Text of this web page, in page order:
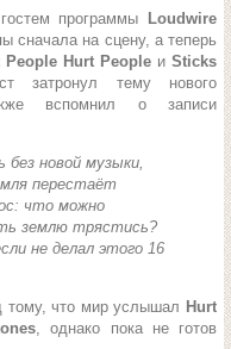
программы
Loudwire
сначала на сцену, а теперь
People Hurt People иSticks
затронул тему нового
вспомнил о записи
новой музыки,
перестаёт
что можно
землю трястись?
не делал этого 16
тому, что мир услышал Hurt
, однако пока не готов